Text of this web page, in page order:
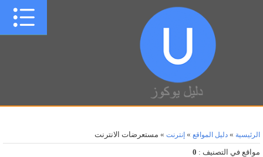
الرئيسية » دليل المواقع » إنترنت » مستعرضات الانترنت
مواقع في التصنيف :
0